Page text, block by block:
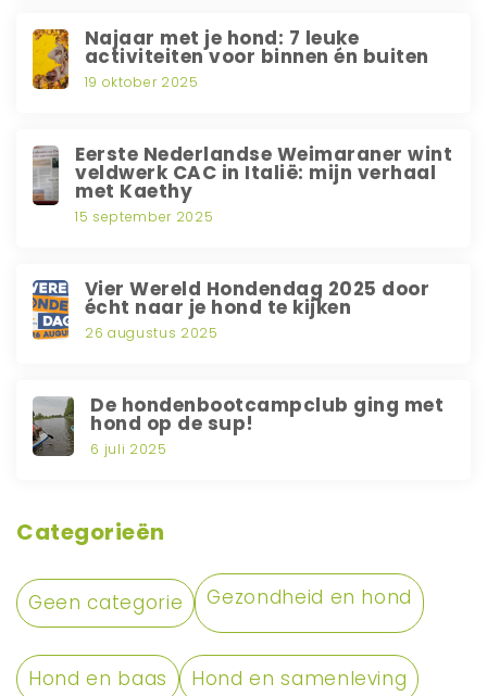
Najaar met je hond: 7 leuke
activiteiten voor binnen én buiten
19 oktober 2025
Eerste Nederlandse Weimaraner wint
veldwerk CAC in Italië: mijn verhaal
met Kaethy
15 september 2025
Vier Wereld Hondendag 2025 door
écht naar je hond te kijken
26 augustus 2025
De hondenbootcampclub ging met
hond op de sup!
6 juli 2025
Categorieën
Geen categorie Gezondheid en hond
Hond en baas Hond en samenleving